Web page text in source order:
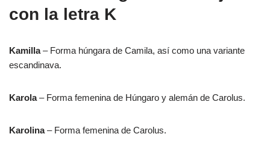
con la letra K
Kamilla– Forma húngara de Camila, así como una variante
escandinava.
Karola– Forma femenina de Húngaro y alemán de Carolus.
Karolina– Forma femenina de Carolus.